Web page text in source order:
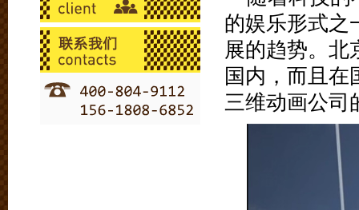
的娱乐形式之
展的趋势。北
国内，而且在
三维动画公司